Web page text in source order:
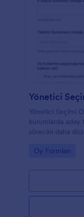
Yönetici
Yönetici Seçimi
kurumlarda
sürecini daha
Go to Category:
Oy Formları